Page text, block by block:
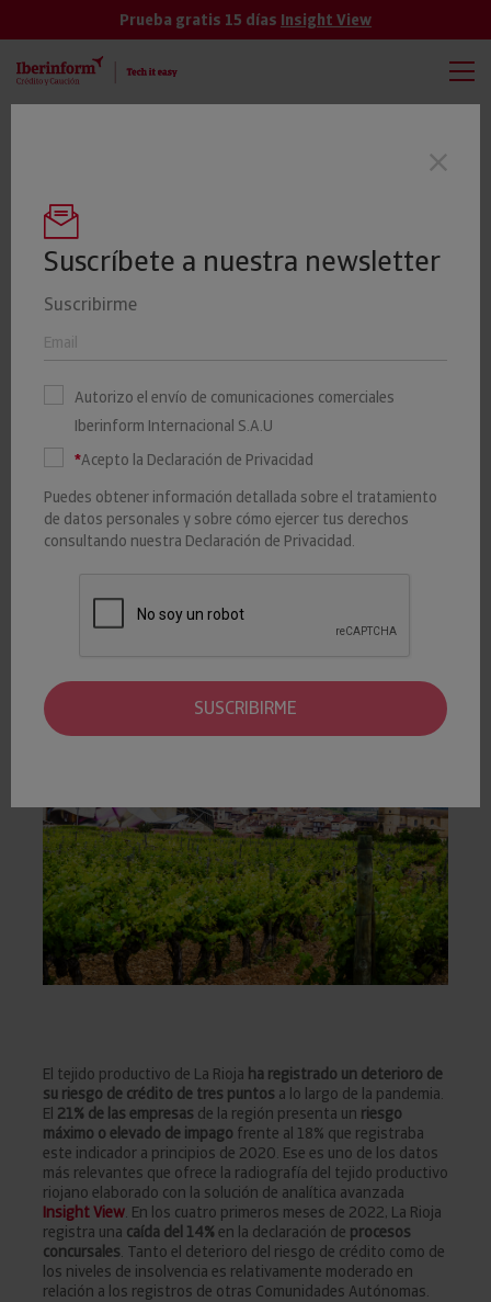
Prueba gratis 15 días Insight View
Últimas noticias
El 21% de las empresas
riojanas está en riesgo
máximo o elevado de
impago
08 JUNIO 2022
Iberinform
EMPRESAS0
productivo de La Rioja ha registrado un deterioro de tres
puntos de su riesgo de crédito a lo largo de la pandemia.
Suscríbete a nuestra newsletter
Suscribirme
Autorizo el envío de comunicaciones comerciales
Iberinform Internacional S.A.U
*Acepto la Declaración de Privacidad
Puedes obtener información detallada sobre el tratamiento
de datos personales y sobre cómo ejercer tus derechos
consultando nuestra Declaración de Privacidad.
SUSCRIBIRME
El tejido productivo de La Rioja ha registrado un deterioro de
su riesgo de crédito de tres puntos a lo largo de la pandemia.
El 21% de las empresas de la región presenta un riesgo
máximo o elevado de impago frente al 18% que registraba
este indicador a principios de 2020. Ese es uno de los datos
más relevantes que ofrece la radiografía del tejido productivo
riojano elaborado con la solución de analítica avanzada
Insight View. En los cuatro primeros meses de 2022, La Rioja
registra una caída del 14% en la declaración de procesos
concursales. Tanto el deterioro del riesgo de crédito como de
los niveles de insolvencia es relativamente moderado en
relación a los registros de otras Comunidades Autónomas.